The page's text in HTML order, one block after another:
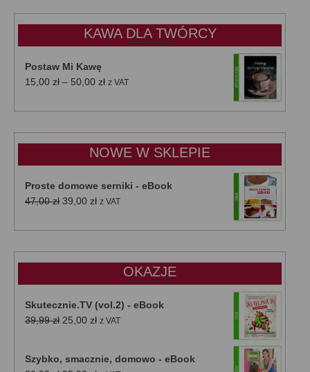
KAWA DLA TWÓRCY
Postaw Mi Kawę
15,00 zł – 50,00 złZakres
od
do
50,00 zł
z VAT
NOWE W SKLEPIE
Proste domowe serniki - eBook
47,00zł Pierwotna
wynosiła:
39,00 złAktualna
wynosi:
z VAT
OKAZJE
Skutecznie.TV (vol.2) - eBook
39,99zł Pierwotna
39,99 zł.
25,00 złAktualna
25,00 zł.
z VAT
Szybko, smacznie, domowo - eBook